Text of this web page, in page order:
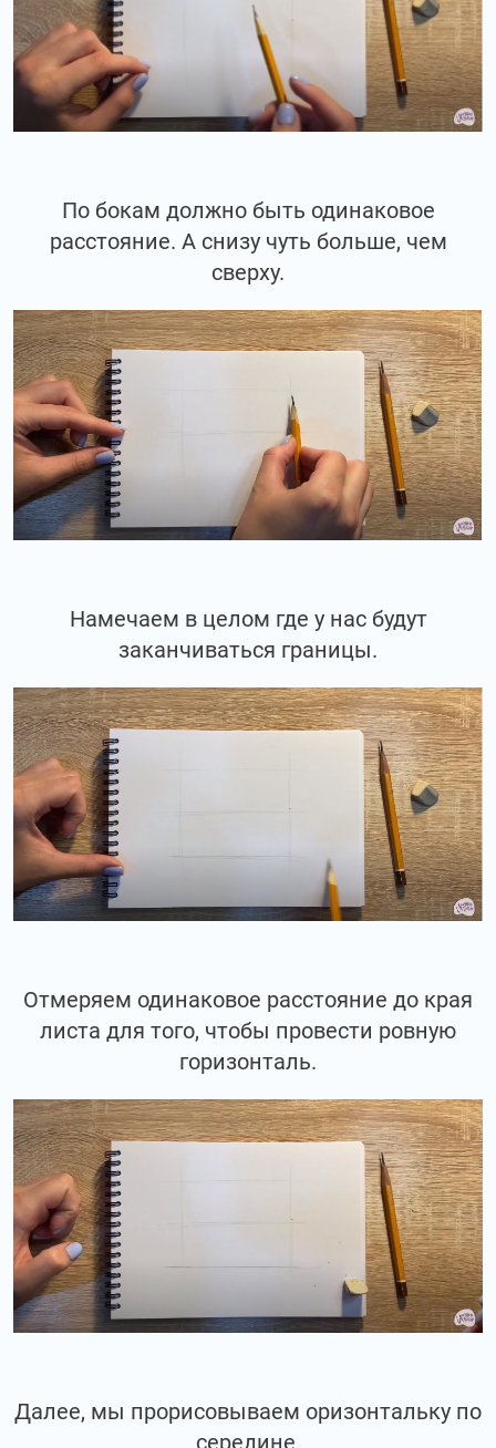
По бокам должно быть одинаковое
расстояние. А снизу чуть больше, чем
сверху.
Намечаем в целом где у нас будут
заканчиваться границы.
Отмеряем одинаковое расстояние до края
листа для того, чтобы провести ровную
горизонталь.
Далее, мы прорисовываем оризонтальку по